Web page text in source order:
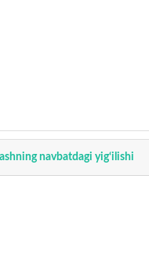
navbatdagi yig‘ilishi